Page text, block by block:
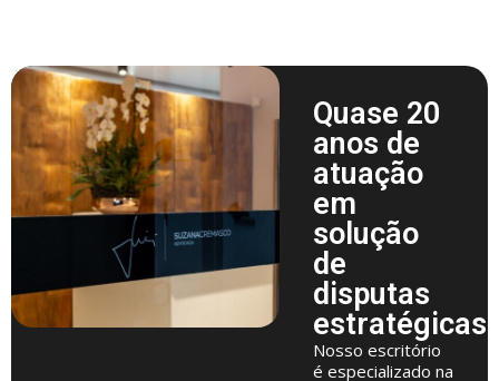
Quase 20
anos de
atuação
em
solução
de
disputas
estratégicas
Nosso escritório
é especializado na